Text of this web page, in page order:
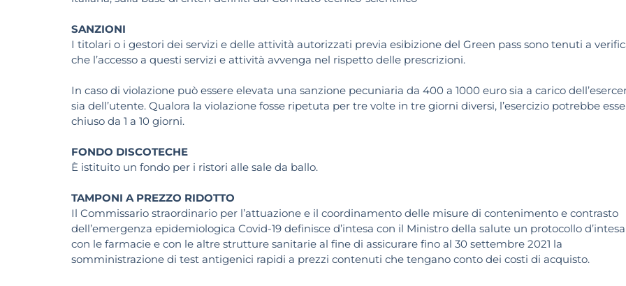
SANZIONI
I titolari o i gestori dei servizi e delle attività autorizzati previa esibizione del Green pass sono tenuti a
che l’accesso a questi servizi e attività avvenga nel rispetto delle prescrizioni.
In caso di violazione può essere elevata una sanzione pecuniaria da 400 a 1000 euro sia a carico
sia dell’utente. Qualora la violazione fosse ripetuta per tre volte in tre giorni diversi, l’esercizio potrebbe
chiuso da 1 a 10 giorni.
FONDO DISCOTECHE
È istituito un fondo per i ristori alle sale da ballo.
TAMPONI A PREZZO RIDOTTO
Il Commissario straordinario per l’attuazione e il coordinamento delle misure di contenimento e contrasto
dell’emergenza epidemiologica Covid-19 definisce d’intesa con il Ministro della salute un protocollo d’intesa
con le farmacie e con le altre strutture sanitarie al fine di assicurare fino al 30 settembre 2021 la
somministrazione di test antigenici rapidi a prezzi contenuti che tengano conto dei costi di acquisto.